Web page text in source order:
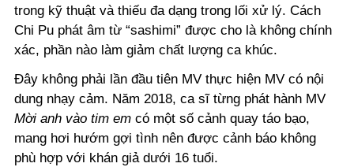
trong kỹ thuật và thiếu đa dạng trong lối xử lý. Cách
Chi Pu phát âm từ “sashimi” được cho là không chính
xác, phần nào làm giảm chất lượng ca khúc.
Đây không phải lần đầu tiên MV thực hiện MV có nội
dung nhạy cảm. Năm 2018, ca sĩ từng phát hành MV
Mời anh vào tim em có một số cảnh quay táo bạo,
mang hơi hướm gợi tình nên được cảnh báo không
phù hợp với khán giả dưới 16 tuổi.